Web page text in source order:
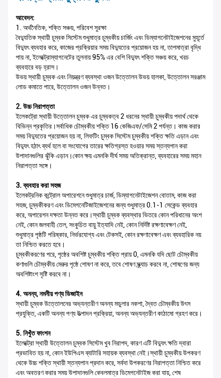
আবেদন:
1. অর্থনৈতিক, শক্তি সঞ্চয়, পরিবেশ সুরক্ষা
বৈদ্যুতিক স্থায়ী চুম্বক সিস্টেম শুধুমাত্র চুম্বকীয় চার্জিং এবং ডিম্যাগনেটাইজেশনের মুহূর্তে
বিদ্যুৎ ব্যবহার করে, কাজের প্রক্রিয়ার সময় বিদ্যুতের প্রয়োজন হয় না, তাপমাত্রা বৃদ্ধি
পায় না, ইলেক্ট্রোম্যাগনেটের তুলনায় 95% এর বেশি বিদ্যুৎ শক্তি সঞ্চয় করে, খরচ
ব্যবহারে বড় হ্রাস।
উভয় স্থায়ী চুম্বক এবং নিয়ন্ত্রণ ব্যবস্থা ওজন উত্তোলন উভয় হালকা, উত্তোলন সরঞ্জাম
লোড কমাতে পারে, উত্তোলন ওজন উন্নত।
2. উচ্চ নিরাপত্তা
ইলেকট্রো স্থায়ী উত্তোলন চুম্বক এর চুম্বকত্ব 2 ধরনের স্থায়ী চুম্বকীয় পদার্থ থেকে
বিভিন্ন প্রকৃতির।সর্বাধিক চৌম্বকীয় শক্তি 16 কেজিএফ/সেমি 2 পর্যন্ত। কাজ করার
সময় বিদ্যুতের প্রয়োজন হয় না, লিফটিং চুম্বক সিস্টেম চুম্বকীয় শক্তি ক্ষতি এড়ান এবং
বিদ্যুৎ হঠাৎ ব্যর্থ হলে বা সংযোগের তারের ক্ষতিগ্রস্ত হওয়ার সময় স্তন্যপান করা
উপাদানগুলির ঝুঁকি এড়ান।কোন ক্ষয় এমনকি দীর্ঘ সময় অতিক্রান্ত, ব্যবহারের সময় মহান
নিরাপত্তা সঙ্গে।
3. ব্যবহার করা সহজ
ইলেকট্রনিক কন্ট্রোল অপারেশনে শুধুমাত্র চার্জ, ডিম্যাগনেটাইজেশন বোতাম, কাজ করা
সহজ, চুম্বকীকরণ এবং ডিমেগনেটিজাইজেশনের জন্য শুধুমাত্র 0.1-1 সেকেন্ড ব্যবহার
করে, অপারেশন দক্ষতা উন্নত করে।স্থায়ী চুম্বক ব্যবস্থার ভিতরে কোন পরিধানের অংশ
নেই, কোন জলবাহী তেল, সংকুচিত বায়ু ইত্যাদি নেই, কোন নির্দিষ্ট রক্ষণাবেক্ষণ নেই,
শুধুমাত্র পৃষ্ঠটি পরিষ্কার, নির্ভরযোগ্য এবং টেকসই, কোন রক্ষণাবেক্ষণ এবং ব্যবহারিক নয়
তা নিশ্চিত করতে হবে।
চুম্বকীকরণের পরে, পৃষ্ঠের অবশিষ্ট চুম্বকীয় শক্তি প্রায় 0, এমনকি যদি ছোট চৌম্বকীয়
কণাগুলি চৌম্বকীয় মেরুর পৃষ্ঠে শোষণ না করে, তবে শোষণ স্ক্র্যাচ করবে না, শোষণের জন্য
অবশিষ্টাংশ সৃষ্টি করবে না।
4. অনন্য, নমনীয় পণ্য ডিজাইন
স্থায়ী চুম্বক উত্তোলনের অভ্যন্তরীণ অনন্য মডুলার নকশা, দ্বৈত চৌম্বকীয় উৎস
প্রযুক্তি, একটি অনন্য পণ্য উত্পাদন প্রক্রিয়া, অনন্য অভ্যন্তরীণ কাঠামো গ্রহণ করে।
5. নিখুঁত ফাংশন
ইলেক্ট্রো স্থায়ী উত্তোলন চুম্বক সিস্টেম খুব নিরাপদ, কারণ এটি বিদ্যুৎ ক্ষতি দ্বারা
প্রভাবিত হয় না, কোন ইউপিএস ব্যাটারি সহায়ক ব্যবস্থা নেই।স্থায়ী চুম্বকীয় উপকরণ
থেকে উচ্চ শক্তি স্থায়ী স্তন্যপান প্রদান করে, সর্বদা উপকরণের নিরাপত্তা নিশ্চিত করে
এবং অবতরণ করার সময় উপাদানগুলি কেবলমাত্র ডিমেগনেটাইজ করা যায়, শেষ